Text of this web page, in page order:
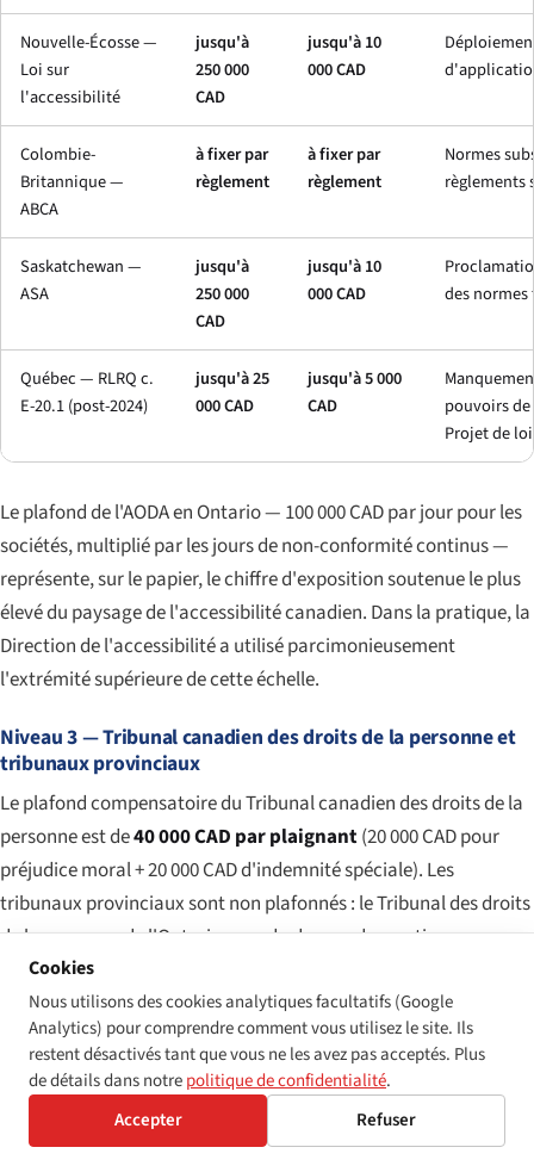
Nouvelle-Écosse —
Loi sur
l'accessibilité
jusqu'à
250 000
CAD
jusqu'à 10
000 CAD
Colombie-
Britannique —
ABCA
à fixer par
règlement
à fixer par
règlement
Normes
règlements
Saskatchewan —
ASA
jusqu'à
250 000
CAD
jusqu'à 10
000 CAD
des
Québec — RLRQ c.
E-20.1 (post-2024)
jusqu'à 25
000 CAD
jusqu'à 5 000
CAD
pouvoirs
Projet de
Le plafond de l'AODA en Ontario — 100 000 CAD par jour pour les
sociétés, multiplié par les jours de non-conformité continus —
représente, sur le papier, le chiffre d'exposition soutenue le plus
élevé du paysage de l'accessibilité canadien. Dans la pratique, la
Direction de l'accessibilité a utilisé parcimonieusement
l'extrémité supérieure de cette échelle.
Niveau 3 — Tribunal canadien des droits de la personne et
tribunaux provinciaux
Le plafond compensatoire du Tribunal canadien des droits de la
personne est de40 000 CAD par plaignant(20 000 CAD pour
préjudice moral + 20 000 CAD d'indemnité spéciale). Les
tribunaux provinciaux sont non plafonnés : le Tribunal des droits
de la personne de l'Ontario a rendu des condamnations
atteignant 75 000 CAD et plus dans de graves affaires de
discrimination fondée sur le handicap. Les tribunaux peuvent
aussi ordonner la réintégration, l'adoption d'un programme
spécial et le paiement de dépens dans certaines juridictions.
Niveau 4 — recours fondés sur la Charte et remèdes
constitutionnels
Cookies
Nous utilisons des cookies analytiques facultatifs (Google
Analytics) pour comprendre comment vous utilisez le site. Ils
restent désactivés tant que vous ne les avez pas acceptés. Plus
de détails dans notrepolitique de confidentialité.
Accepter
Refuser